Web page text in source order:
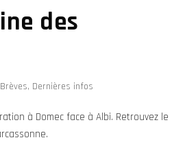
des
Brèves, Dernières infos
à Domec face à Albi. Retrouvez le